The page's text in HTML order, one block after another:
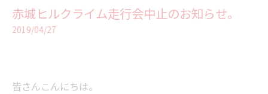
赤城ヒルクライム走行会中止のお知らせ。
2019/04/27
皆さんこんにちは。